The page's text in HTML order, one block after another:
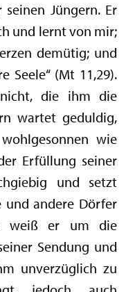
Jüngern. Er
und lernt von mir;
demütig; und
Seele“ (Mt 11,29).
die ihm die
wartet geduldig,
wie
Erfüllung seiner
und setzt
und andere Dörfer
weiß er um die
Sendung und
unverzüglich zu